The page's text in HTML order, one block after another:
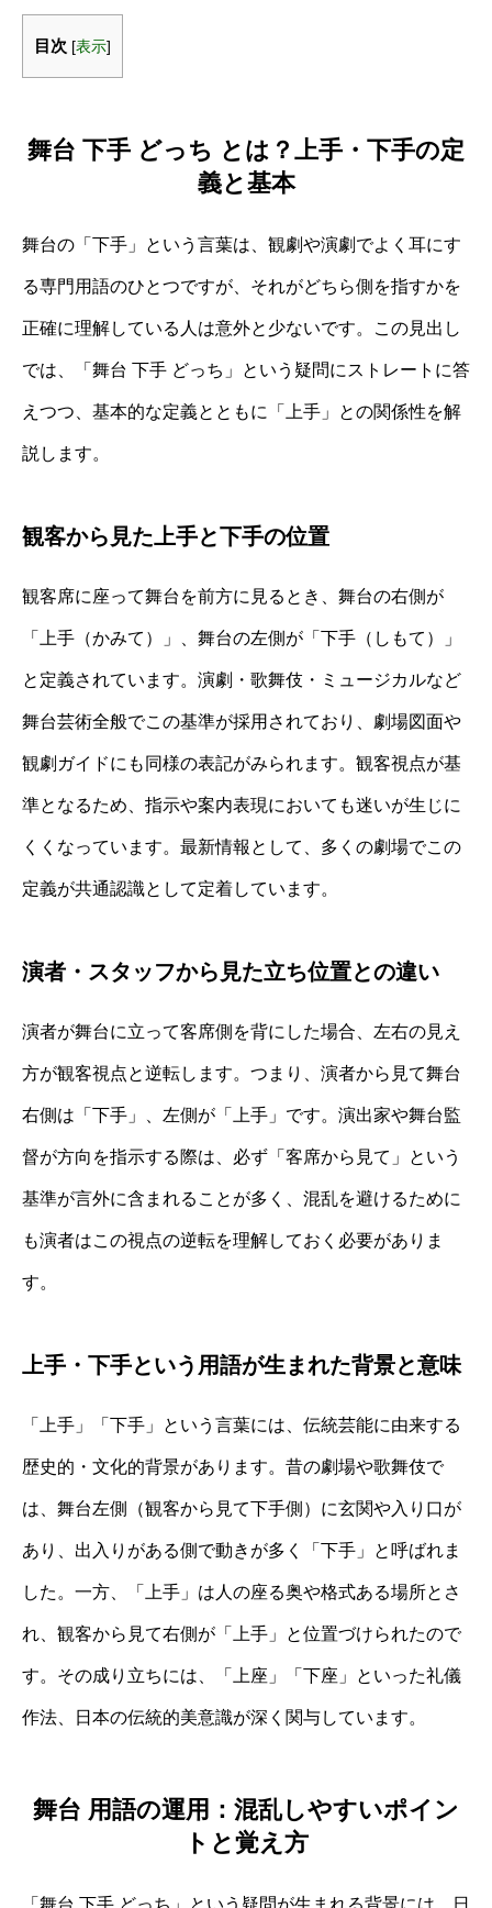
目次 [表示]
舞台 下手 どっち とは？上手・下手の定
義と基本
舞台の「下手」という言葉は、観劇や演劇でよく耳にす
る専門用語のひとつですが、それがどちら側を指すかを
正確に理解している人は意外と少ないです。この見出し
では、「舞台 下手 どっち」という疑問にストレートに答
えつつ、基本的な定義とともに「上手」との関係性を解
説します。
観客から見た上手と下手の位置
観客席に座って舞台を前方に見るとき、舞台の右側が
「上手（かみて）」、舞台の左側が「下手（しもて）」
と定義されています。演劇・歌舞伎・ミュージカルなど
舞台芸術全般でこの基準が採用されており、劇場図面や
観劇ガイドにも同様の表記がみられます。観客視点が基
準となるため、指示や案内表現においても迷いが生じに
くくなっています。最新情報として、多くの劇場でこの
定義が共通認識として定着しています。
演者・スタッフから見た立ち位置との違い
演者が舞台に立って客席側を背にした場合、左右の見え
方が観客視点と逆転します。つまり、演者から見て舞台
右側は「下手」、左側が「上手」です。演出家や舞台監
督が方向を指示する際は、必ず「客席から見て」という
基準が言外に含まれることが多く、混乱を避けるために
も演者はこの視点の逆転を理解しておく必要がありま
す。
上手・下手という用語が生まれた背景と意味
「上手」「下手」という言葉には、伝統芸能に由来する
歴史的・文化的背景があります。昔の劇場や歌舞伎で
は、舞台左側（観客から見て下手側）に玄関や入り口が
あり、出入りがある側で動きが多く「下手」と呼ばれま
した。一方、「上手」は人の座る奥や格式ある場所とさ
れ、観客から見て右側が「上手」と位置づけられたので
す。その成り立ちには、「上座」「下座」といった礼儀
作法、日本の伝統的美意識が深く関与しています。
舞台 用語の運用：混乱しやすいポイン
トと覚え方